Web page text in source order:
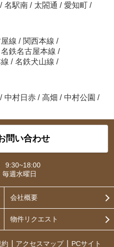
/ 名駅南 / 太閤通 / 愛知町 /
線 / 関西本線 /
名鉄名古屋本線 /
/ 名鉄犬山線 /
/ 中村日赤 / 高畑 / 中村公園 /
問い合わせ
9:30~18:00
毎週水曜日
会社概要
物件リクエスト
アクセスマップ PCサイト